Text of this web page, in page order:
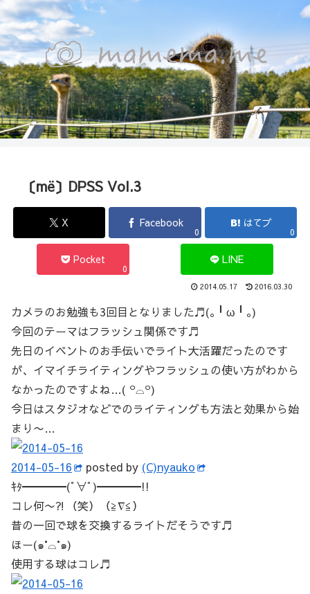
函館のカメラマン『Photo箱』naoのブログ
〔më〕DPSS Vol.3
X Facebook
0
はてブ
0
Pocket
0
LINE
2014.05.17 2016.03.30
カメラのお勉強も3回目となりました♬(｡╹ω╹｡)
今回のテーマはフラッシュ関係です♬
先日のイベントのお手伝いでライト大活躍だったのです
が、イマイチライティングやフラッシュの使い方がわから
なかったのですよね…( ꒪⌓꒪)
今日はスタジオなどでのライティングも方法と効果から始
まり〜…
2014-05-16 posted by (C)nyauko
ｷﾀ━━━━(ﾟ∀ﾟ)━━━━!!
コレ何〜⁈（笑）（≧∇≦）
昔の一回で球を交換するライトだそうです♬
ほー(๑°⌓°๑)
使用する球はコレ♬